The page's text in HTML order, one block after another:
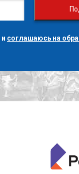
и соглашаюсь на